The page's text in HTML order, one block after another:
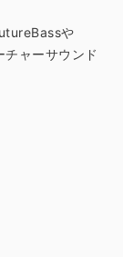
や
ャーサウンド